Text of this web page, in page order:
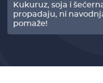
Kukuruz, soja i
propadaju, ni
pomaže!